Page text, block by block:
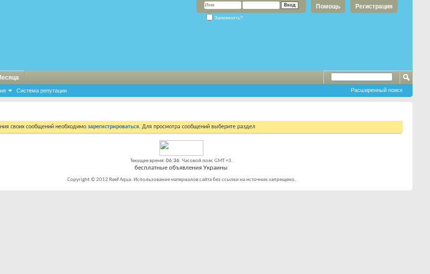
Регистрация
Помощь
Запомнить?
Система репутации Расширенный поиск
своих сообщений необходимо зарегистрироваться. Для просмотра сообщений выберите раздел
Текущее время: 06:36. Часовой пояс GMT +3.
бесплатные объявления Украины
Copyright © 2012 Reef Aqua. Использование материалов сайта без ссылки на источник запрещено.